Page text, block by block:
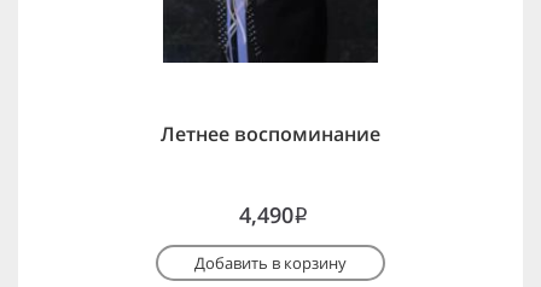
Летнее воспоминание
4,490i
Добавить в корзину